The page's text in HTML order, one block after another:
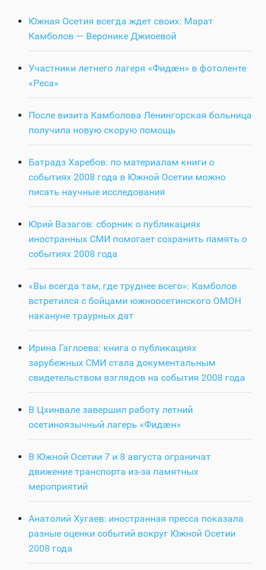
Южная Осетия всегда ждет своих: Марат
Камболов — Веронике Джиоевой
Участники летнего лагеря «Фидӕн» в фотоленте
«Реса»
После визита Камболова Ленингорская больница
получила новую скорую помощь
Батрадз Харебов: по материалам книги о
событиях 2008 года в Южной Осетии можно
писать научные исследования
Юрий Вазагов: сборник о публикациях
иностранных СМИ помогает сохранить память о
событиях 2008 года
«Вы всегда там, где труднее всего»: Камболов
встретился с бойцами южноосетинского ОМОН
накануне траурных дат
Ирина Гаглоева: книга о публикациях
зарубежных СМИ стала документальным
свидетельством взглядов на события 2008 года
В Цхинвале завершил работу летний
осетиноязычный лагерь «Фидӕн»
В Южной Осетии 7 и 8 августа ограничат
движение транспорта из-за памятных
мероприятий
Анатолий Хугаев: иностранная пресса показала
разные оценки событий вокруг Южной Осетии
2008 года